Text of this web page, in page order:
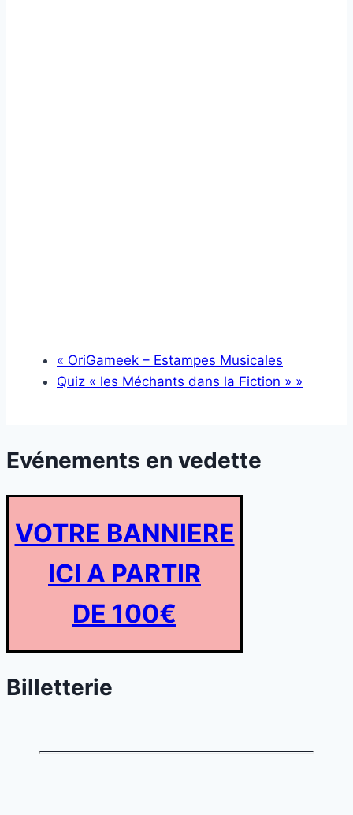
« OriGameek – Estampes Musicales
Quiz « les Méchants dans la Fiction » »
Evénements en vedette
VOTRE BANNIERE
ICI A PARTIR
DE 100€
Billetterie